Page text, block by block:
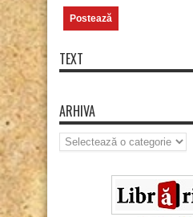
TEXT
ARHIVA
Arhiva